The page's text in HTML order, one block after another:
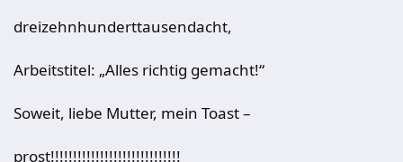
dreizehnhunderttausendacht,
Arbeitstitel: „Alles richtig gemacht!“
Soweit, liebe Mutter, mein Toast –
prost!!!!!!!!!!!!!!!!!!!!!!!!!!!!!